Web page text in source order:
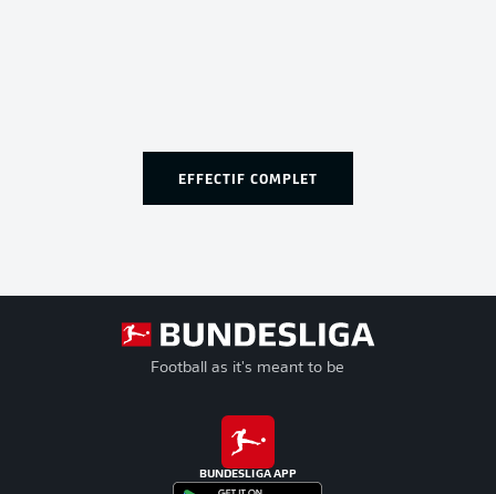
EFFECTIF COMPLET
Football as it's meant to be
BUNDESLIGA APP